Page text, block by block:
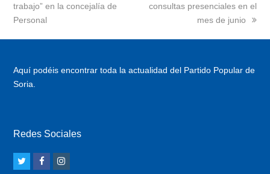
trabajo” en la concejalía de
Personal
consultas presenciales en el
mes de junio
Aquí podéis encontrar toda la actualidad del Partido Popular de
Soria.
Redes Sociales
F